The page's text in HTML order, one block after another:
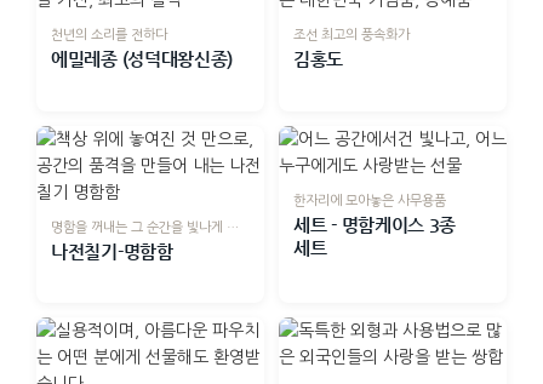
천년의 소리를 전하다
에밀레종 (성덕대왕신종)
조선 최고의 풍속화가
김홍도
명함을 꺼내는 그 순간을 빛나게 하는
나전칠기-명함함
한자리에 모아놓은 사무용품
세트 - 명함케이스 3종
세트